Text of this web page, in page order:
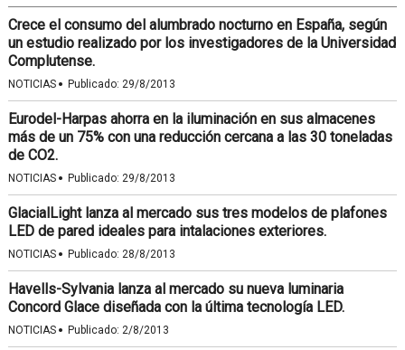
Crece el consumo del alumbrado nocturno en España, según
un estudio realizado por los investigadores de la Universidad
Complutense.
NOTICIAS · Publicado: 29/8/2013
Eurodel-Harpas ahorra en la iluminación en sus almacenes
más de un 75% con una reducción cercana a las 30 toneladas
de CO2.
NOTICIAS · Publicado: 29/8/2013
GlacialLight lanza al mercado sus tres modelos de plafones
LED de pared ideales para intalaciones exteriores.
NOTICIAS · Publicado: 28/8/2013
Havells-Sylvania lanza al mercado su nueva luminaria
Concord Glace diseñada con la última tecnología LED.
NOTICIAS · Publicado: 2/8/2013